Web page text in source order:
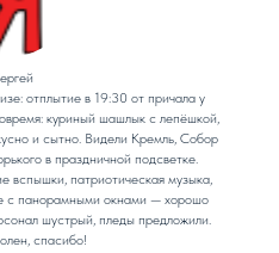
отплытие в 19:30 от причала у
куриный шашлык с лепёшкой,
и сытно. Видели Кремль, Собор
в праздничной подсветке.
вспышки, патриотическая музыка,
с панорамными окнами — хорошо
шустрый, пледы предложили.
спасибо!